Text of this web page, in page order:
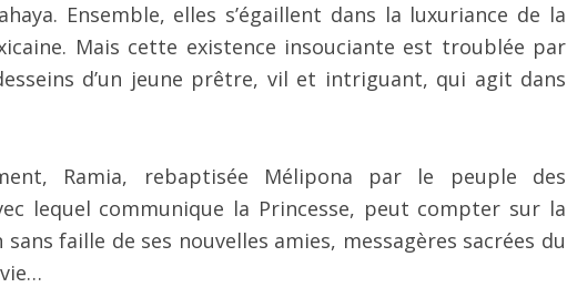
Ensemble, elles s’égaillent dans la luxuriance de la
Mais cette existence insouciante est troublée par
d’un jeune prêtre, vil et intriguant, qui agit dans
Ramia, rebaptisée Mélipona par le peuple des
lequel communique la Princesse, peut compter sur la
faille de ses nouvelles amies, messagères sacrées du